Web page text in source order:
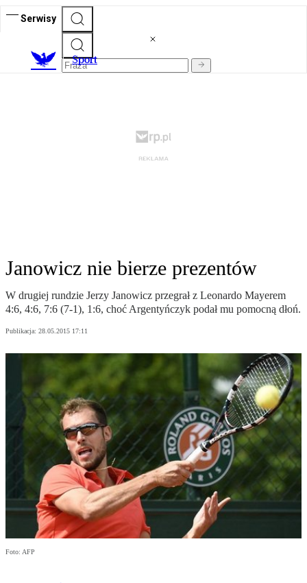
Serwisy
Sport
Janowicz nie bierze prezentów
W drugiej rundzie Jerzy Janowicz przegrał z Leonardo Mayerem
4:6, 4:6, 7:6 (7-1), 1:6, choć Argentyńczyk podał mu pomocną dłoń.
Publikacja: 28.05.2015 17:11
Foto: AFP